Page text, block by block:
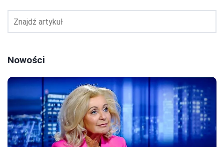
Nowości